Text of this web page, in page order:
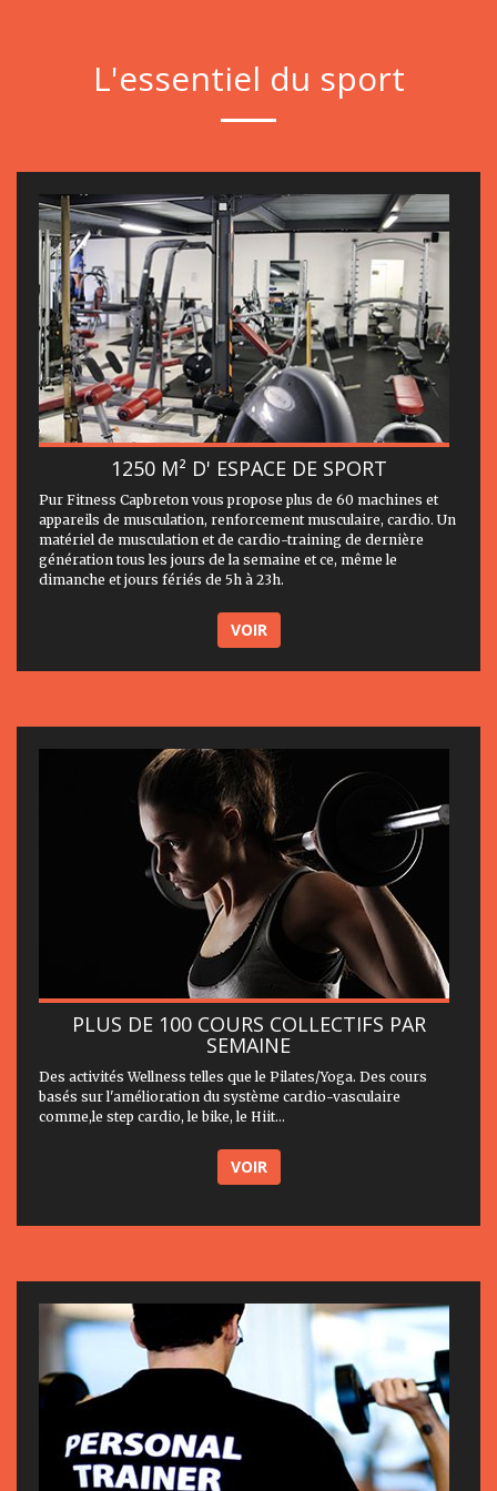
L'essentiel du sport
1250 M² D' ESPACE DE SPORT
Pur Fitness Capbreton vous propose plus de 60 machines et
appareils de musculation, renforcement musculaire, cardio. Un
matériel de musculation et de cardio-training de dernière
génération tous les jours de la semaine et ce, même le
dimanche et jours fériés de 5h à 23h.
VOIR
PLUS DE 100 COURS COLLECTIFS PAR
SEMAINE
Des activités Wellness telles que le Pilates/Yoga. Des cours
basés sur l'amélioration du système cardio-vasculaire
comme,le step cardio, le bike, le Hiit...
VOIR